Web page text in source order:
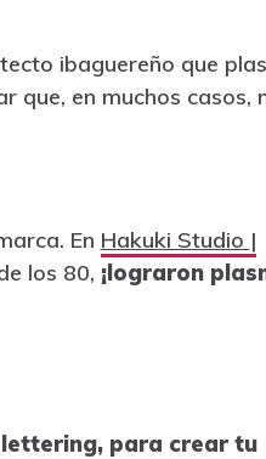
ibaguereño que
que, en muchos casos,
En Hakuki Studio |
los 80, ¡lograron
para crear tu